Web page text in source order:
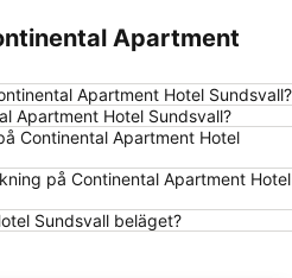
Apartment
Apartment Hotel Sundsvall?
Apartment Hotel Sundsvall?
Continental Apartment Hotel
på Continental Apartment Hotel
Sundsvall beläget?